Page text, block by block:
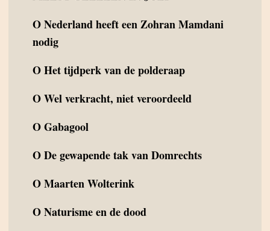
ONederland heeft een Zohran Mamdani
nodig
OHet tijdperk van de polderaap
OWel verkracht, niet veroordeeld
OGabagool
ODe gewapende tak van Domrechts
OMaarten Wolterink
ONaturisme en de dood